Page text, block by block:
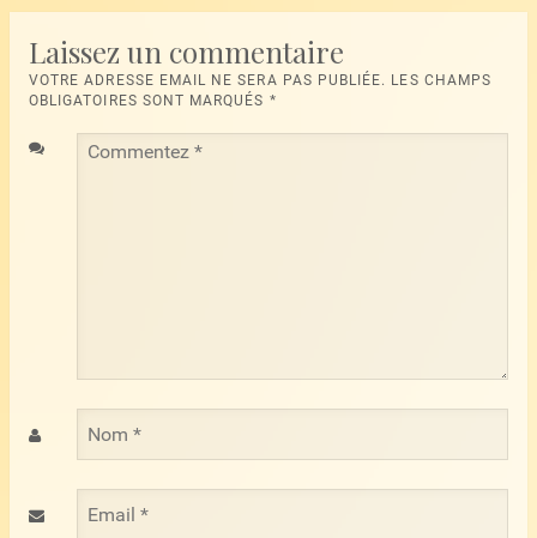
Laissez un commentaire
VOTRE ADRESSE EMAIL NE SERA PAS PUBLIÉE. LES CHAMPS
OBLIGATOIRES SONT MARQUÉS *
Commentez
Nom
Email